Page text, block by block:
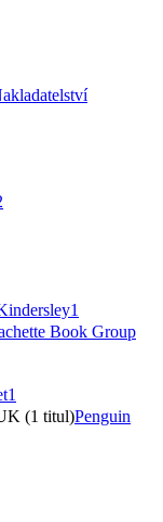
1
Book Group
1
(1 titul)Penguin